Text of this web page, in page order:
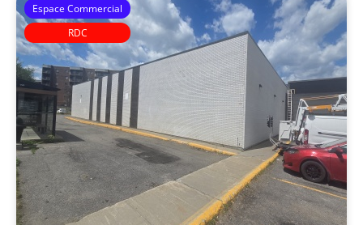
Espace Commercial
RDC